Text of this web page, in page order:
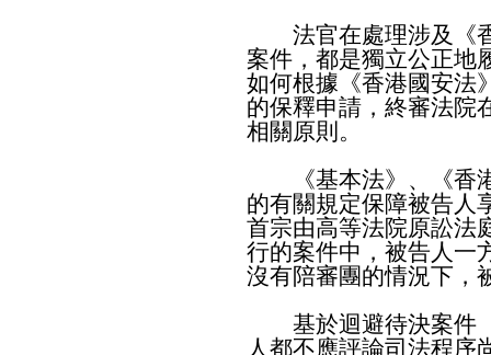
法官在處理涉及《香
案件，都是獨立公正地
如何根據《香港國安法
的保釋申請，終審法院
相關原則。
《基本法》、《香港
的有關規定保障被告人
首宗由高等法院原訟法
行的案件中，被告人一
沒有陪審團的情況下，
基於迴避待決案件（
人都不應評論司法程序